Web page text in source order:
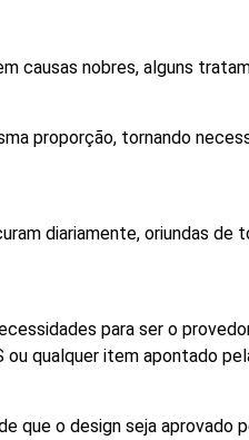
causas nobres, alguns
proporção, tornando
diariamente, oriundas de
para ser o
qualquer item apontado
que o design seja aprovado